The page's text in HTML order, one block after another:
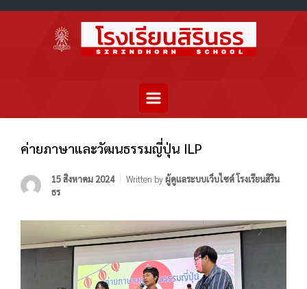
ค่ายภาษาและวัฒนธรรมญี่ปุ่น ILP
15 สิงหาคม 2024 Written byผู้ดูแลระบบเว็บไซต์ โรงเรียนสิริน
ธร